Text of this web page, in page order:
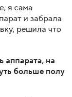
я сама
и забрала
решила что
аппарата, на
больше полу